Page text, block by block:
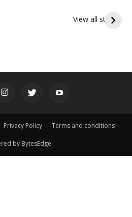
View all stories
ఇంద్రకీలాద్రి గిరి ప్రదక్షిణ
Privacy Policy Terms and conditions
by BytesEdge